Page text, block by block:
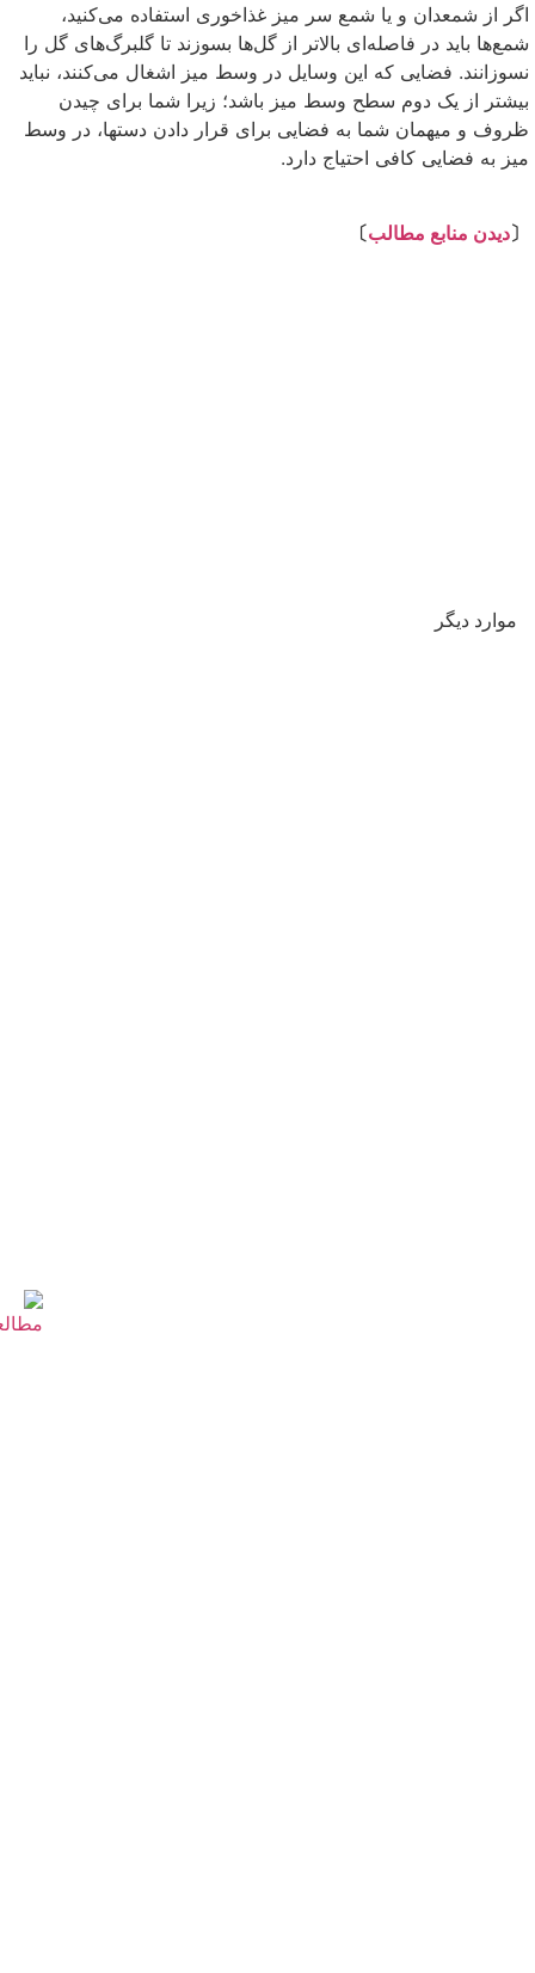
اگر از شمعدان و یا شمع سر میز غذاخوری استفاده می‌کنید،
شمع‌ها باید در فاصله‌ای بالاتر از گل‌ها بسوزند تا گلبرگ‌های گل را
نسوزانند. فضایی که این وسایل در وسط میز اشغال می‌کنند، نباید
بیشتر از یک دوم سطح وسط میز باشد؛ زیرا شما برای چیدن
ظروف و میهمان شما به فضایی برای قرار دادن دستها، در وسط
میز به فضایی کافی احتیاج دارد.
〔دیدن منابع مطالب〕
موارد دیگر